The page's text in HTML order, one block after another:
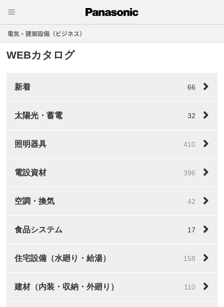
電気・建築設備（ビジネス）
WEBカタログ
新着 66
太陽光・蓄電 32
照明器具 410
電設資材 396
空調・換気 42
食品システム 17
住宅設備（水廻り・給湯） 158
建材（内装・収納・外廻り） 110